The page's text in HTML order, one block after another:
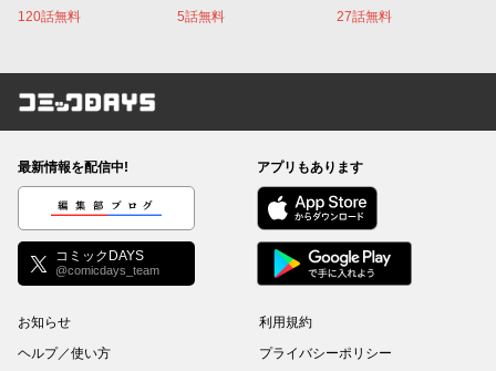
120話無料 5話無料 27話無料
コミックDAYS
最新情報を配信中!
編集部ブログ
コミックDAYS
@comicdays_team
アプリもあります
お知らせ
ヘルプ／使い方
利用規約
プライバシーポリシー